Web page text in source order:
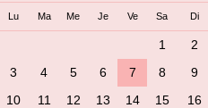
Lu Ma Me Je Ve Sa Di
1
2
3
4 5 6 7 8
9
10
11 12 13 14 15
16